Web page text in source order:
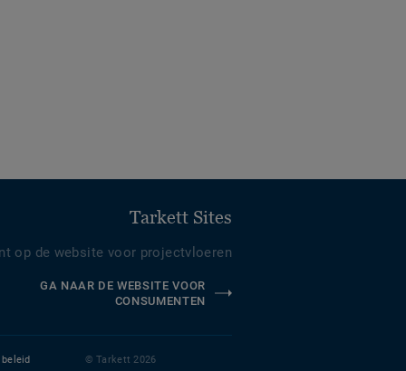
Tarkett Sites
op de website voor projectvloeren
GA NAAR DE WEBSITE VOOR
CONSUMENTEN
© Tarkett 2026